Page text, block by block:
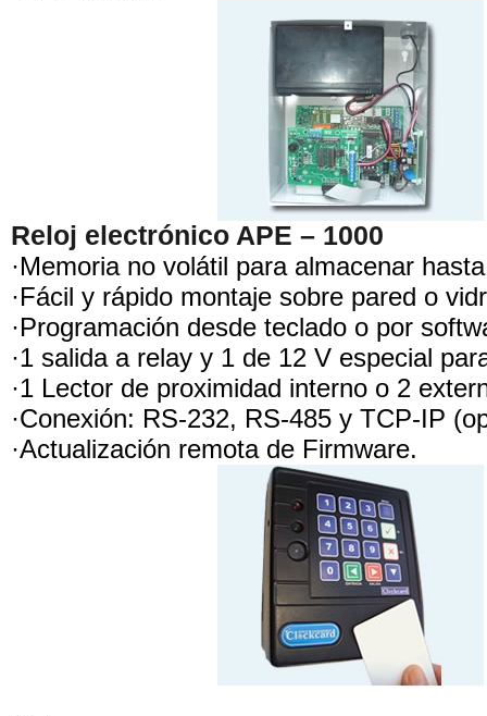
Reloj electrónico APE – 1000
·Memoria no volátil para almacenar
·Fácil y rápido montaje sobre pared o
·Programación desde teclado o por
·1 salida a relay y 1 de 12 V especial
·1 Lector de proximidad interno o 2
·Conexión: RS-232, RS-485 y TCP-IP
·Actualización remota de Firmware.